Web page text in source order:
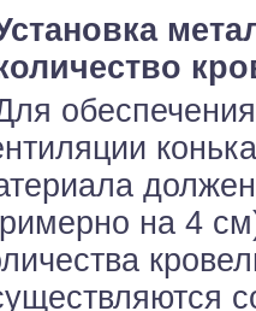
на 4